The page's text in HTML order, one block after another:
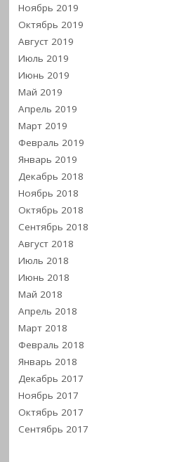
Ноябрь 2019
Октябрь 2019
Август 2019
Июль 2019
Июнь 2019
Май 2019
Апрель 2019
Март 2019
Февраль 2019
Январь 2019
Декабрь 2018
Ноябрь 2018
Октябрь 2018
Сентябрь 2018
Август 2018
Июль 2018
Июнь 2018
Май 2018
Апрель 2018
Март 2018
Февраль 2018
Январь 2018
Декабрь 2017
Ноябрь 2017
Октябрь 2017
Сентябрь 2017